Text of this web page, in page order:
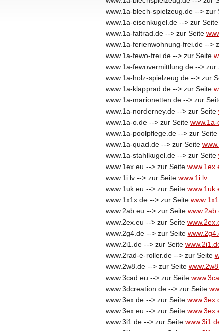
www.1a-blech-spielzeug.de --> zur
www.1a-eisenkugel.de --> zur Seite
www.1a-faltrad.de --> zur Seite
www.1a-ferienwohnung-frei.de -->
www.1a-fewo-frei.de --> zur Seite
www.1a-fewovermittlung.de --> zur
www.1a-holz-spielzeug.de --> zur
www.1a-klapprad.de --> zur Seite
www.1a-marionetten.de --> zur
www.1a-norderney.de --> zur Seite
www.1a-o.de --> zur Seite
www.1a-poolpflege.de --> zur Seite
www.1a-quad.de --> zur Seite
www.1a-stahlkugel.de --> zur Seite
www.1ex.eu --> zur Seite
www.1i.lv --> zur Seite www.1i.lv
www.1uk.eu --> zur Seite
www.1x1x.de --> zur Seite
www.2ab.eu --> zur Seite
www.2ex.eu --> zur Seite
www.2g4.de --> zur Seite
www.2i1.de --> zur Seite
www.2rad-e-roller.de --> zur Seite
www.2w8.de --> zur Seite
www.3cad.eu --> zur Seite
www.3dcreation.de --> zur Seite
www.3ex.de --> zur Seite
www.3ex.eu --> zur Seite
www.3i1.de --> zur Seite